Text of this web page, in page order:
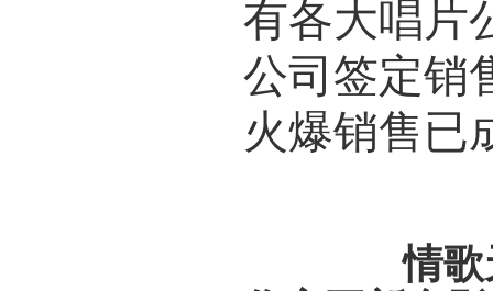
有各大唱片
公司签定销
火爆销售已
情歌天